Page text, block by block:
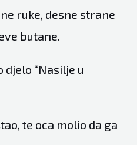
ruke, desne strane
butane.
“Nasilje u
te oca molio da ga